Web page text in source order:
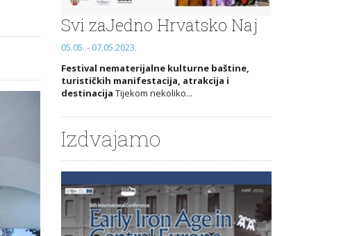
Svi zaJedno Hrvatsko Naj
05.05. - 07.05.2023.
Festival nematerijalne kulturne baštine,
turističkih manifestacija, atrakcija i
destinacija Tijekom nekoliko...
Izdvajamo